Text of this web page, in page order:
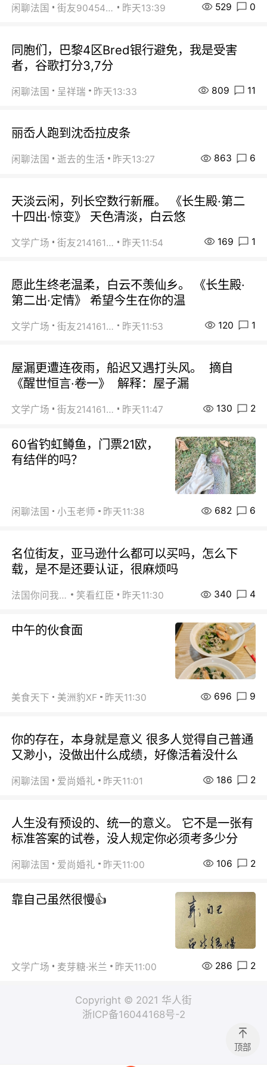
闲聊法国 街友90454511 昨天13:39 529 0
同胞们，巴黎4区Bred银行避免，我是受害
者，谷歌打分3,7分
闲聊法国 呈祥瑞 昨天13:33 809 11
丽岙人跑到沈岙拉皮条
闲聊法国 逝去的生活 昨天13:27 863 6
天淡云闲，列长空数行新雁。 《长生殿·第二
十四出·惊变》 天色清淡，白云悠
文学广场 街友21416156 昨天11:54 169 1
愿此生终老温柔，白云不羡仙乡。 《长生殿·
第二出·定情》 希望今生在你的温
文学广场 街友21416156 昨天11:53 120 1
屋漏更遭连夜雨，船迟又遇打头风。 摘自
《醒世恒言·卷一》 解释：屋子漏
文学广场 街友21416156 昨天11:47 130 2
60省钓虹鳟鱼，门票21欧，
有结伴的吗？
闲聊法国 小玉老师 昨天11:38 682 6
名位街友，亚马逊什么都可以买吗，怎么下
载，是不是还要认证，很麻烦吗
法国你问我答 笑看红臣 昨天11:30 340 4
中午的伙食面
美食天下 美洲豹XF 昨天11:30 696 9
你的存在，本身就是意义 很多人觉得自己普通
又渺小，没做出什么成绩，好像活着没什么
闲聊法国 爱尚婚礼 昨天11:01 186 2
人生没有预设的、统一的意义。 它不是一张有
标准答案的试卷，没人规定你必须考多少分
闲聊法国 爱尚婚礼 昨天11:00 106 2
靠自己虽然很慢👍
文学广场 麦芽糖·米兰 昨天11:00 286 2
Copyright © 2021 华人街
浙ICP备16044168号-2
顶部